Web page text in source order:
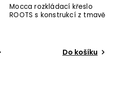
Mocca rozkládací křeslo
ROOTS s konstrukcí z tmavě
Do košíku